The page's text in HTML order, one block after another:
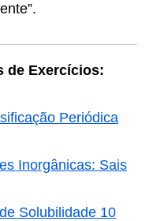
de Exercícios:
Periódica
Inorgânicas: Sais
Solubilidade 10